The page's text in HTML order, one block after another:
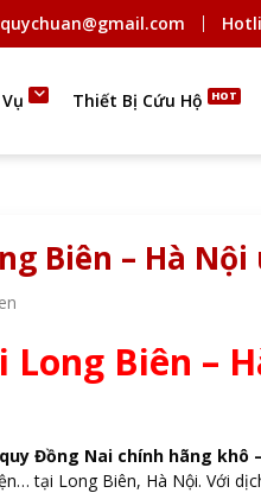
Thiết Bị Cứu Hộ
Biên – Hà
Biên –
Đồng Nai chính hãng khô
tại Long Biên, Hà Nội. Với